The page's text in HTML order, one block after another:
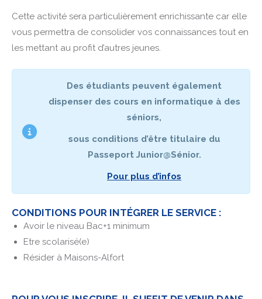
Cette activité sera particulièrement enrichissante car elle
vous permettra de consolider vos connaissances tout en
les mettant au profit d’autres jeunes.
Des étudiants peuvent également
dispenser des cours en informatique à des
séniors,
sous conditions d’être titulaire du
Passeport Junior@Sénior.
Pour plus d’infos
CONDITIONS POUR INTÉGRER LE SERVICE :
Avoir le niveau Bac+1 minimum
Etre scolarisé(e)
Résider à Maisons-Alfort